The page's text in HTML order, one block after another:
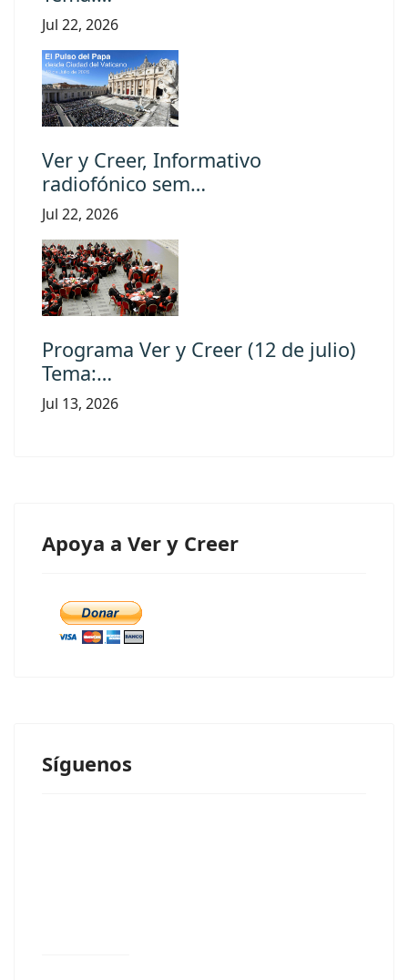
Jul 22, 2026
Ver y Creer, Informativo
radiofónico sem…
Jul 22, 2026
Programa Ver y Creer (12 de julio)
Tema:…
Jul 13, 2026
Apoya a Ver y Creer
Síguenos